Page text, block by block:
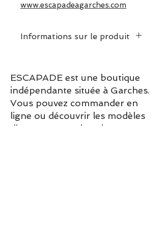
www.escapadeagarches.com
Informations sur le produit
ESCAPADE est une boutique
indépendante située à Garches.
Vous pouvez commander en
ligne ou découvrir les modèles
directement en boutique.